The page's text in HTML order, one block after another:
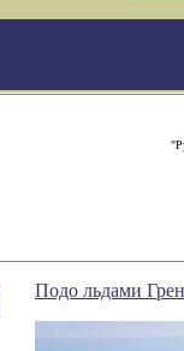
Подо льдами